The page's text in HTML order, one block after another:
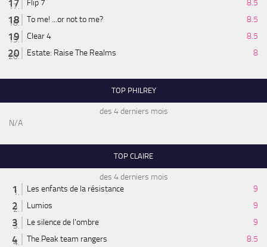
Flip 7
8.5
To me! ...or not to me?
8.5
Clear 4
8.5
Estate: Raise The Realms
8
TOP PHILREY
des 4 derniers mois
N/A
TOP CLAIRE
des 4 derniers mois
Les enfants de la résistance
9
Lumios
9
Le silence de l'ombre
9
The Peak team rangers
8.5